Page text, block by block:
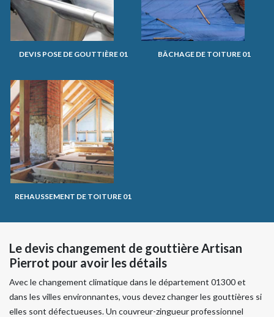
DEVIS POSE DE GOUTTIÈRE 01 BÂCHAGE DE TOITURE 01
REHAUSSEMENT DE TOITURE 01
Le devis changement de gouttière Artisan
Pierrot pour avoir les détails
Avec le changement climatique dans le département 01300 et
dans les villes environnantes, vous devez changer les gouttières si
elles sont défectueuses. Un couvreur-zingueur professionnel